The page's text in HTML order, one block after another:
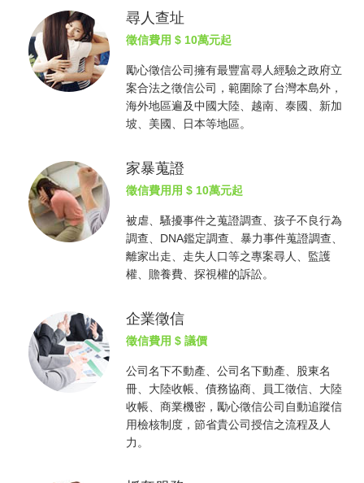
尋人查址
徵信費用 $ 10萬元起
勵心徵信公司擁有最豐富尋人經驗之政府立
案合法之徵信公司 ，範圍除了台灣本島外，
海外地區遍及中國大陸、越南、泰國、新加
坡、美國、日本等地區。
家暴蒐證
徵信費用用 $ 10萬元起
被虐、騷擾事件之蒐證調查、孩子不良行為
調查、DNA鑑定調查、暴力事件蒐證調查、
離家出走、走失人口等之專案尋人、監護
權、贍養費、探視權的訴訟。
企業徵信
徵信費用 $ 議價
公司名下不動產、公司名下動產、股東名
冊、大陸收帳、債務協商、員工徵信、大陸
收帳、商業機密，勵心徵信公司 自動追蹤信
用檢核制度，節省貴公司授信之流程及人
力。